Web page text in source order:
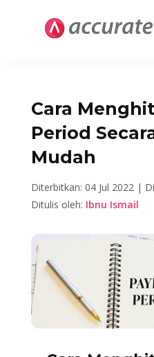
Cara
Period
Mudah
Diterbitkan: 04 Jul 2022 |
Ditulis oleh: Ibnu Ismail